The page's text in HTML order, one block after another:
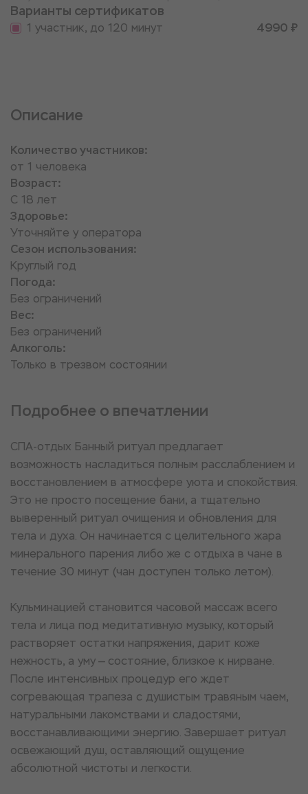
Варианты сертификатов
1 участник, до 120 минут 4990 ₽
Описание
Количество участников:
от 1 человека
Возраст:
С 18 лет
Здоровье:
Уточняйте у оператора
Сезон использования:
Круглый год
Погода:
Без ограничений
Вес:
Без ограничений
Алкоголь:
Только в трезвом состоянии
Подробнее о впечатлении
СПА-отдых Банный ритуал предлагает
возможность насладиться полным расслаблением и
восстановлением в атмосфере уюта и спокойствия.
Это не просто посещение бани, а тщательно
выверенный ритуал очищения и обновления для
тела и духа. Он начинается с целительного жара
минерального парения либо же с отдыха в чане в
течение 30 минут (чан доступен только летом).
Кульминацией становится часовой массаж всего
тела и лица под медитативную музыку, который
растворяет остатки напряжения, дарит коже
нежность, а уму — состояние, близкое к нирване.
После интенсивных процедур его ждет
согревающая трапеза с душистым травяным чаем,
натуральными лакомствами и сладостями,
восстанавливающими энергию. Завершает ритуал
освежающий душ, оставляющий ощущение
абсолютной чистоты и легкости.